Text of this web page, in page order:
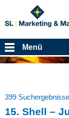
Menü
399
15. Shell –